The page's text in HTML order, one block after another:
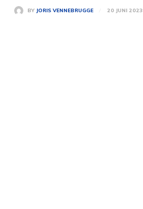
BY JORIS VENNEBRUGGE 20 JUNI 2023